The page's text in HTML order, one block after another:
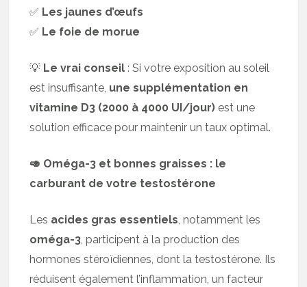
✅ Les jaunes d’œufs
✅ Le foie de morue
💡 Le vrai conseil : Si votre exposition au soleil
est insuffisante, une supplémentation en
vitamine D3 (2000 à 4000 UI/jour) est une
solution efficace pour maintenir un taux optimal.
🥑 Oméga-3 et bonnes graisses : le
carburant de votre testostérone
Les acides gras essentiels, notamment les
oméga-3, participent à la production des
hormones stéroïdiennes, dont la testostérone. Ils
réduisent également l’inflammation, un facteur